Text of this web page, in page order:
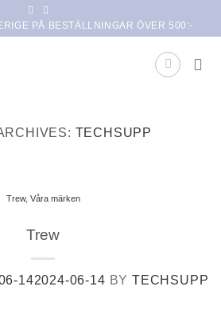
PÅ BESTÄLLNINGAR ÖVER 500:-
TECHSUPP
Trew, Våra märken
Trew
142024-06-14 BY TECHSUPP